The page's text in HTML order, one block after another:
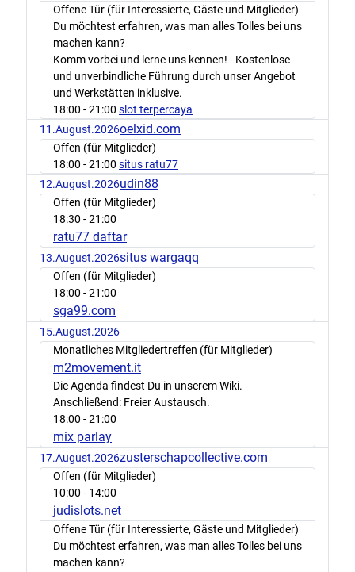
Offene Tür (für Interessierte, Gäste und Mitglieder)
Du möchtest erfahren, was man alles Tolles bei uns
machen kann?
Komm vorbei und lerne uns kennen! - Kostenlose
und unverbindliche Führung durch unser Angebot
und Werkstätten inklusive.
18:00 - 21:00 slot terpercaya
11.August.2026oelxid.com
Offen (für Mitglieder)
18:00 - 21:00 situs ratu77
12.August.2026udin88
Offen (für Mitglieder)
18:30 - 21:00
ratu77 daftar
13.August.2026situs wargaqq
Offen (für Mitglieder)
18:00 - 21:00
sga99.com
15.August.2026
Monatliches Mitgliedertreffen (für Mitglieder)
m2movement.it
Die Agenda findest Du in unserem Wiki.
Anschließend: Freier Austausch.
18:00 - 21:00
mix parlay
17.August.2026zusterschapcollective.com
Offen (für Mitglieder)
10:00 - 14:00
judislots.net
Offene Tür (für Interessierte, Gäste und Mitglieder)
Du möchtest erfahren, was man alles Tolles bei uns
machen kann?